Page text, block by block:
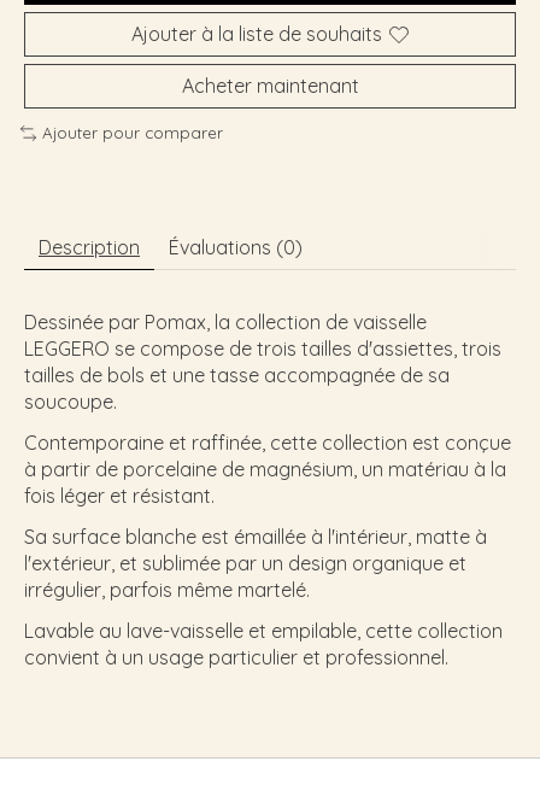
Ajouter à la liste de souhaits
Acheter maintenant
Ajouter pour comparer
Description Évaluations (0)
Dessinée par Pomax, la collection de vaisselle
LEGGERO se compose de trois tailles d'assiettes, trois
tailles de bols et une tasse accompagnée de sa
soucoupe.
Contemporaine et raffinée, cette collection est conçue
à partir de porcelaine de magnésium, un matériau à la
fois léger et résistant.
Sa surface blanche est émaillée à l'intérieur, matte à
l'extérieur, et sublimée par un design organique et
irrégulier, parfois même martelé.
Lavable au lave-vaisselle et empilable, cette collection
convient à un usage particulier et professionnel.